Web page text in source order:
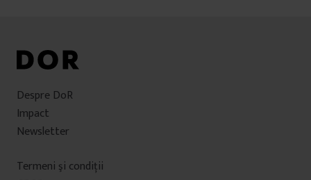
Despre DoR
Impact
Newsletter
Termeni şi condiţii